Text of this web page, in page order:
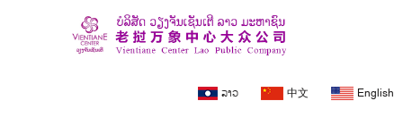
ລາວ 中文 English